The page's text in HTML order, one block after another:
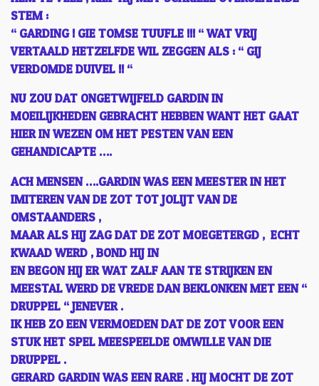
STEM :
“ GARDING ! GIE TOMSE TUUFLE !!! “ WAT VRIJ
VERTAALD HETZELFDE WIL ZEGGEN ALS : “ GIJ
VERDOMDE DUIVEL !! “
NU ZOU DAT ONGETWIJFELD GARDIN IN
MOEILIJKHEDEN GEBRACHT HEBBEN WANT HET GAAT
HIER IN WEZEN OM HET PESTEN VAN EEN
GEHANDICAPTE ….
ACH MENSEN ….GARDIN WAS EEN MEESTER IN HET
IMITEREN VAN DE ZOT TOT JOLIJT VAN DE
OMSTAANDERS ,
MAAR ALS HIJ ZAG DAT DE ZOT MOEGETERGD , ECHT
KWAAD WERD , BOND HIJ IN
EN BEGON HIJ ER WAT ZALF AAN TE STRIJKEN EN
MEESTAL WERD DE VREDE DAN BEKLONKEN MET EEN “
DRUPPEL “ JENEVER .
IK HEB ZO EEN VERMOEDEN DAT DE ZOT VOOR EEN
STUK HET SPEL MEESPEELDE OMWILLE VAN DIE
DRUPPEL .
GERARD GARDIN WAS EEN RARE . HIJ MOCHT DE ZOT